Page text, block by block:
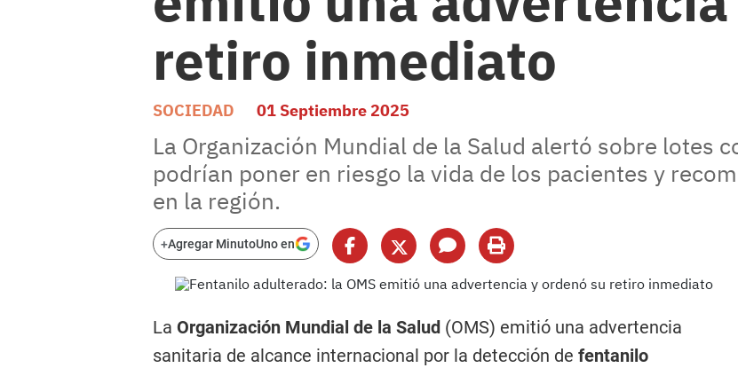
retiro inmediato
SOCIEDAD 01 Septiembre 2025
La Organización Mundial de la Salud alertó sobre lotes
podrían poner en riesgo la vida de los pacientes y
en la región.
+Agregar MinutoUno en
La Organización Mundial de la Salud (OMS) emitió una advertencia
sanitaria de alcance internacional por la detección de fentanilo